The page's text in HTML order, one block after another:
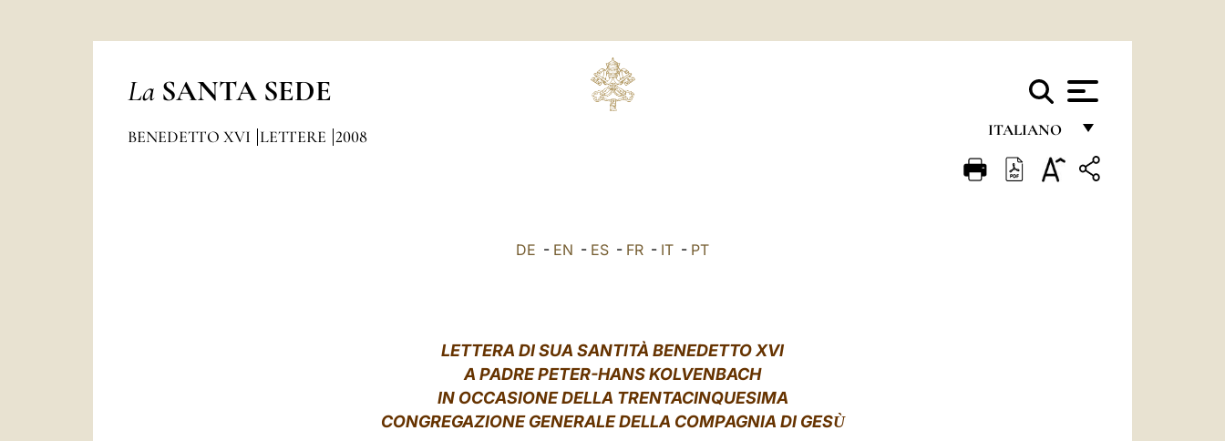
La SANTA SEDE
ITALIANO
FRANÇAIS
BENEDETTO XVI LETTERE 2008
DE - EN - ES - FR - IT - PT
LETTERA DI SUA SANTITÀ BENEDETTO XVI
A PADRE PETER-HANS KOLVENBACH
IN OCCASIONE DELLA TRENTACINQUESIMA
CONGREGAZIONE GENERALE DELLA COMPAGNIA DI GESÙ